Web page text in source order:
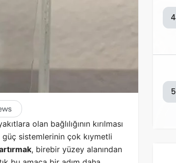
olan bağlılığının kırılması
sistemlerinin çok kıymetli
, birebir yüzey alanından
4
5